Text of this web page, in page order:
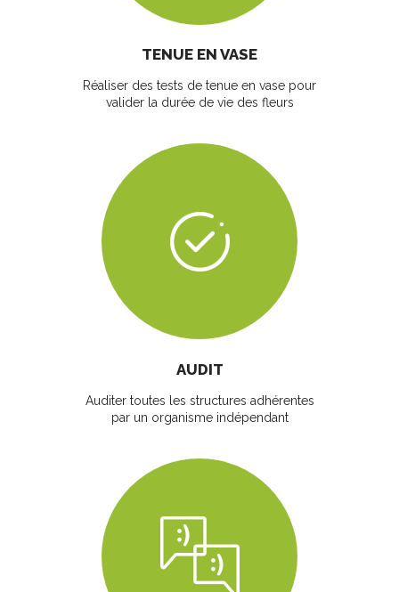
TENUE EN VASE
Réaliser des tests de tenue en vase pour
valider la durée de vie des fleurs
AUDIT
Auditer toutes les structures adhérentes
par un organisme indépendant